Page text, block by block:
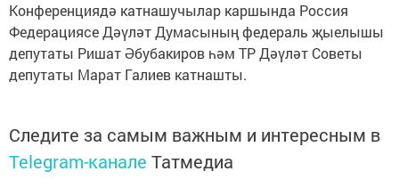
Конференциядә катнашучылар каршында Россия
Федерациясе Дәүләт Думасының федераль җыелышы
депутаты Ришат Әбубакиров һәм ТР Дәүләт Советы
депутаты Марат Галиев катнашты.
Следите за самым важным и интересным в
Telegram-канале Татмедиа